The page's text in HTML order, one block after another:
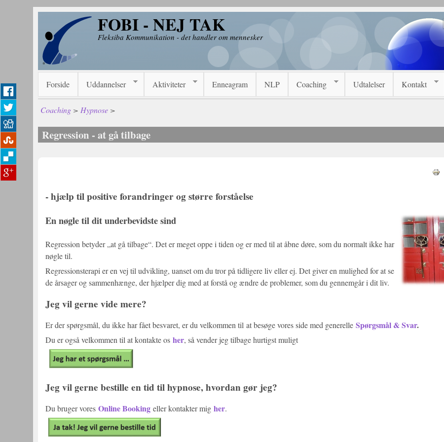
Gå til hovedindhold FOBI - NEJ TAK
Fleksiba Kommunikation - det handler om mennesker
Forside Uddannelser Aktiviteter Enneagram NLP Coaching Udtalelser Kontakt
Coaching > Hypnose >
Regression - at gå tilbage
- hjælp til positive forandringer og større forståelse
En nøgle til dit underbevidste sind
Regression betyder „at gå tilbage“. Det er meget oppe i tiden og er med til at åbne døre, som du normalt ikke har
nøgle til.
Regressionsterapi er en vej til udvikling, uanset om du tror på tidligere liv eller ej. Det giver en mulighed for at se
de årsager og sammenhænge, der hjælper dig med at forstå og ændre de problemer, som du gennemgår i dit liv.
Jeg vil gerne vide mere?
Er der spørgsmål, du ikke har fået besvaret, er du velkommen til at besøge vores side med generelleSpørgsmål & Svar.
Du er også velkommen til at kontakte osher, så vender jeg tilbage hurtigst muligt
Jeg vil gerne bestille en tid til hypnose, hvordan gør jeg?
Du bruger voresOnline Booking eller kontakter migher.